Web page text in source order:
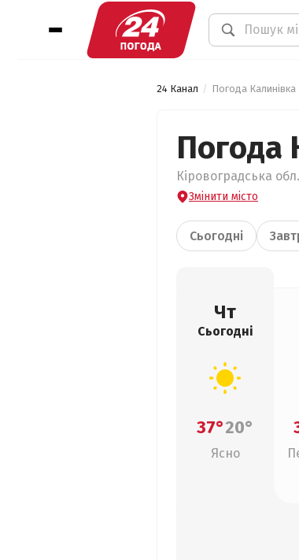
24 Канал Погода Калинівка
Погода
Кіровоградська
Змінити місто
Сьогодні
Чт
Сьогодні
37°20°
Ясно